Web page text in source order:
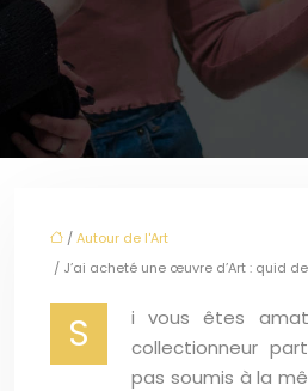
/Autour de l'Art
/ J’ai acheté une œuvre d’Art : quid
S
i vous êtes
collectionneur
pas soumis à la